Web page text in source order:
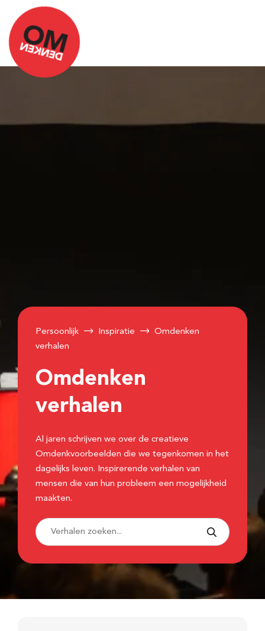
Persoonlijk Inspiratie
Omdenken
verhalen
Omdenken
verhalen
Al jaren schrijven we over de creatieve
Omdenkvoorbeelden die we tegenkomen in het
dagelijks leven. Inspirerende verhalen van
mensen die van hun probleem een mogelijkheid
maakten.